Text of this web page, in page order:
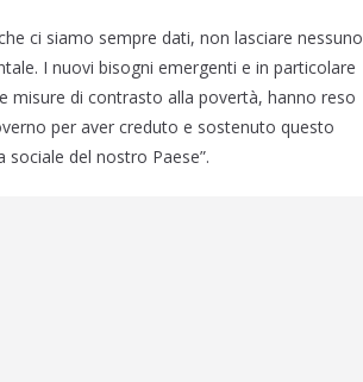
ci siamo sempre dati, non lasciare nessuno
I nuovi bisogni emergenti e in particolare
misure di contrasto alla povertà, hanno reso
per aver creduto e sostenuto questo
del nostro Paese”.